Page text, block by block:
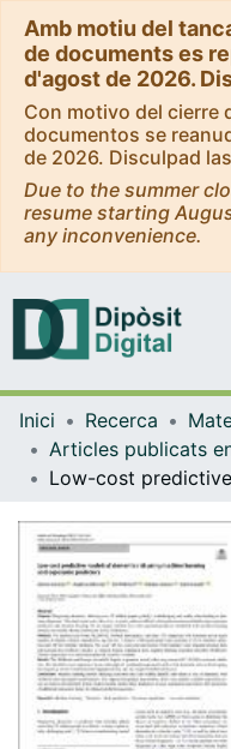
Amb motiu del
de documents es
d'agost de 2026.
Con motivo del cierre
documentos se
de 2026. Disculpad
Due to the summer
resume starting
any inconvenience.
Inici Recerca